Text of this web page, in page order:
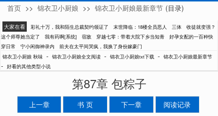
秋味
首页 >> 锦衣卫小厨娘 >> 锦衣卫小厨娘最新章节 (目录)
大家在看 彩礼十万，我和陌生总裁契约领证了 末世降临：18楼全员恶人 三体
收徒就变强？
这个师尊她当定了
我有药啊[系统] 宿敌 穿越七零：带着大院下乡当知青
好孕女配的一百种快
穿日常
宁小闲御神录内
前夫在太平间哭疯，我换了身份嫁豪门
锦衣卫小厨娘 秋味 - 锦衣卫小厨娘全文阅读 - 锦衣卫小厨娘txt下载 - 锦衣卫小厨娘最新章节
- 好看的其他类型小说
第87章 包粽子
上一章 书 页 下一章 阅读记录